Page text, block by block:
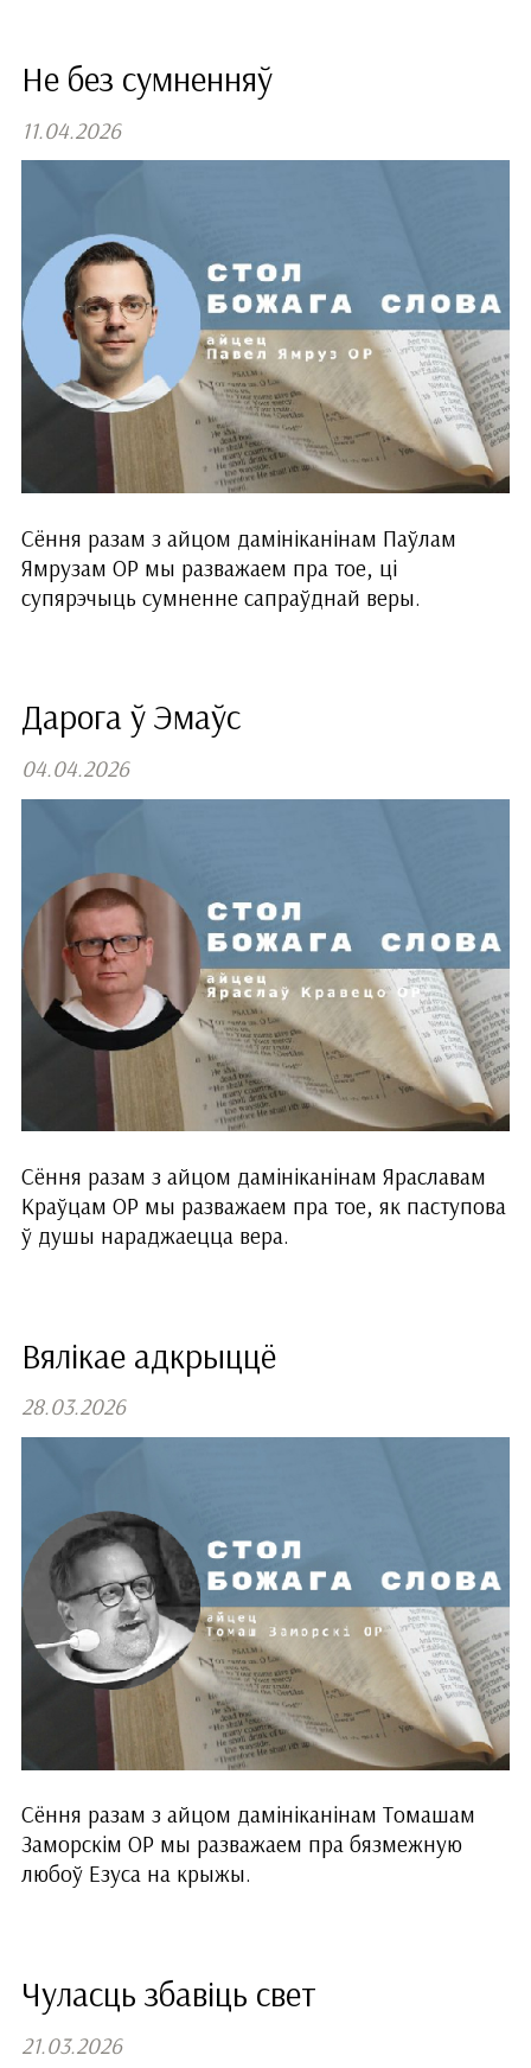
Не без сумненняў
11.04.2026
Сёння разам з айцом дамініканінам Паўлам
Ямрузам ОР мы разважаем пра тое, ці
супярэчыць сумненне сапраўднай веры.
Дарога ў Эмаўс
04.04.2026
Сёння разам з айцом дамініканінам Яраславам
Краўцам ОР мы разважаем пра тое, як паступова
ў душы нараджаецца вера.
Вялікае адкрыццё
28.03.2026
Сёння разам з айцом дамініканінам Томашам
Заморскім ОР мы разважаем пра бязмежную
любоў Езуса на крыжы.
Чуласць збавіць свет
21.03.2026